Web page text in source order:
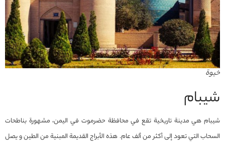
خيوة
شیبام
شيبام هي مدينة تاريخية تقع في محافظة حضرموت في اليمن، مشهورة بناطحات
السحاب التي تعود إلى أكثر من ألف عام. هذه الأبراج القديمة المبنية من الطين و يصل